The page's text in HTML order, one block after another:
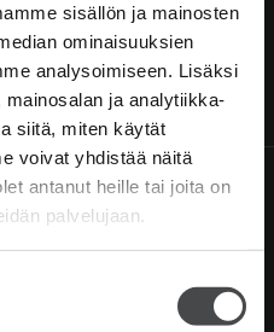
sisällön ja mainosten
ominaisuuksien
analysoimiseen. Lisäksi
ja analytiikka-
siitä, miten käytät
voivat yhdistää näitä
antanut heille tai joita on
palvelujaan.
osakas.
asiakkaillemme.
moni
yhtiössämme.
the
who are